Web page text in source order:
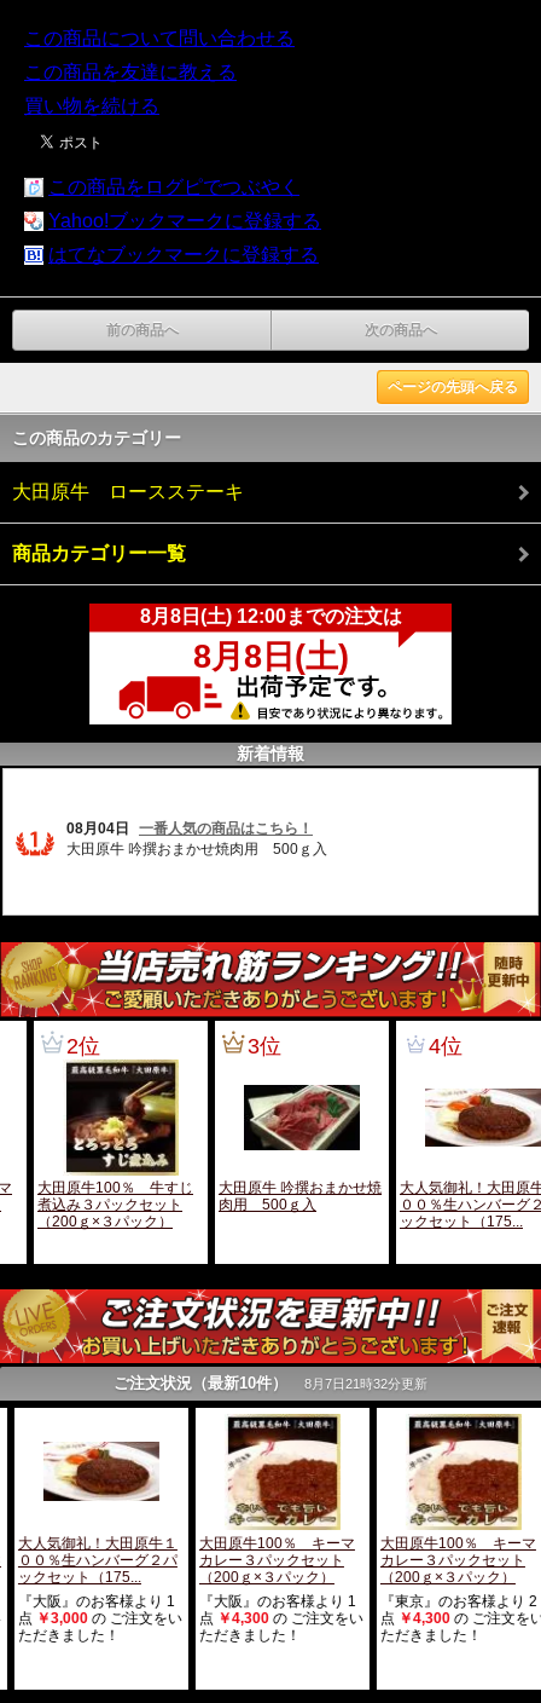
この商品について問い合わせる
この商品を友達に教える
買い物を続ける
この商品をログピでつぶやく
Yahoo!ブックマークに登録する
はてなブックマークに登録する
前の商品へ 次の商品へ
ページの先頭へ戻る
この商品のカテゴリー
大田原牛 ロースステーキ
商品カテゴリー一覧